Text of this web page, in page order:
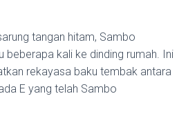
tangan hitam, Sambo
beberapa kali ke dinding rumah. Ini
rekayasa baku tembak antara
E yang telah Sambo